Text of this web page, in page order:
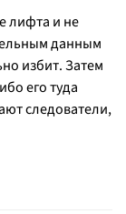
лифта и не
данным
избит. Затем
его туда
следователи,